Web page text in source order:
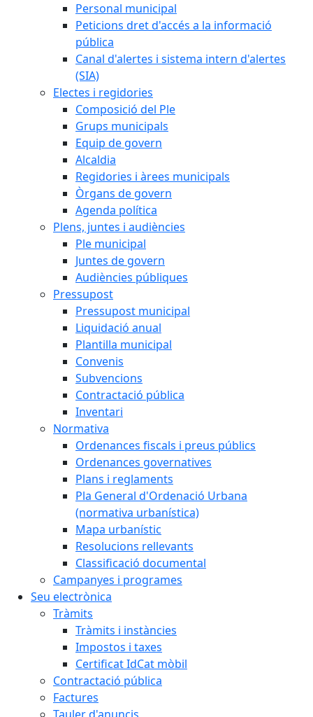
Personal municipal
Peticions dret d'accés a la informació
pública
Canal d'alertes i sistema intern d'alertes
(SIA)
Electes i regidories
Composició del Ple
Grups municipals
Equip de govern
Alcaldia
Regidories i àrees municipals
Òrgans de govern
Agenda política
Plens, juntes i audiències
Ple municipal
Juntes de govern
Audiències públiques
Pressupost
Pressupost municipal
Liquidació anual
Plantilla municipal
Convenis
Subvencions
Contractació pública
Inventari
Normativa
Ordenances fiscals i preus públics
Ordenances governatives
Plans i reglaments
Pla General d'Ordenació Urbana
(normativa urbanística)
Mapa urbanístic
Resolucions rellevants
Classificació documental
Campanyes i programes
Seu electrònica
Tràmits
Tràmits i instàncies
Impostos i taxes
Certificat IdCat mòbil
Contractació pública
Factures